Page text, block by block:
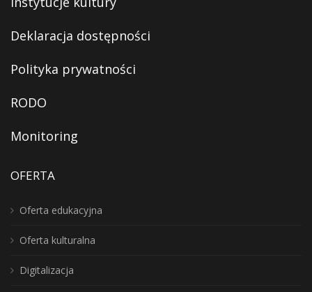
Deklaracja dostępności
Polityka prywatności
RODO
Monitoring
OFERTA
Oferta edukacyjna
Oferta kulturalna
Digitalizacja